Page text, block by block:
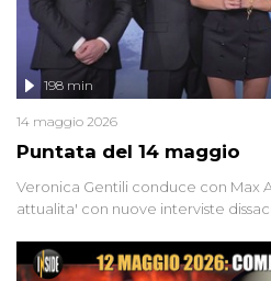
Puntata del 14 maggio
198 min
14 maggio 2026
Veronica Gentili conduce con Max
attualita' con nuove interviste